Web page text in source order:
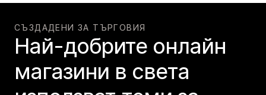
СЪЗДАДЕНИ ЗА ТЪРГОВИЯ
Най-добрите онлайн
магазини в света